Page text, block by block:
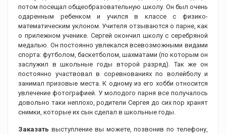
потом посещал общеобразовательную школу. Он был очень
одаренным ребенком и учился в классе с физико-
математическим уклоном. Учителя отзываются о парне, как
о прилежном ученике. Сергей окончил школу с серебряной
медалью. Он постоянно увлекался всевозможными видами
спорта: футболом, баскетболом, шахматами (по которым он
заслужил в школьные годы второй разряд). Так же он
постоянно участвовал в соревнованиях по волейболу и
занимал призовые места. К одному из его хобби относится
увлечение фотографией. У молодого парня все получалось
довольно таки неплохо, родители Сергея до сих пор хранят
снимки, которые их сын сделал в школьные годы.
Заказать выступление вы можете, позвонив по телефону,